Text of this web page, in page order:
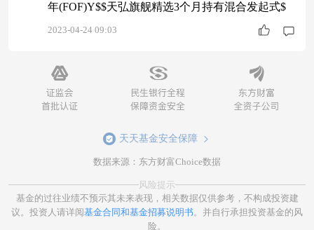
年(FOF)Y$$天弘旗舰精选3个月持有混合发起式$
2023-04-24 09:03
天天基金安全保障
数据来源：东方财富Choice数据
风险提示
基金的过往业绩不预示其未来表现，相关数据仅供参考，不构成投资建
议。投资人请详阅基金合同和基金招募说明书 。并自行承担投资基金的风
险。